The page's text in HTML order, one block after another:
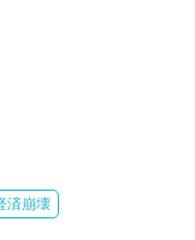
済崩壊